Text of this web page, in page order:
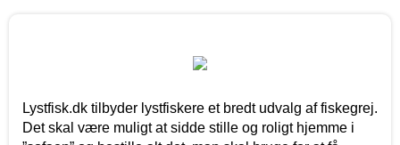
Lystfisk.dk tilbyder lystfiskere et bredt udvalg af fiskegrej.
Det skal være muligt at sidde stille og roligt hjemme i